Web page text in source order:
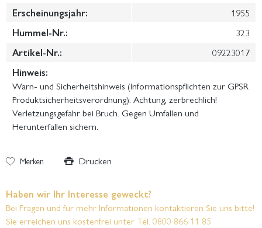
Erscheinungsjahr:
1955
Hummel-Nr.:
323
Artikel-Nr.:
09223017
Hinweis:
Warn- und Sicherheitshinweis (Informationspflichten zur GPSR
Produktsicherheitsverordnung): Achtung, zerbrechlich!
Verletzungsgefahr bei Bruch. Gegen Umfallen und
Herunterfallen sichern.
Merken Drucken
Haben wir Ihr Interesse geweckt?
Bei Fragen und für mehr Informationen kontaktieren Sie uns bitte!
Sie erreichen uns kostenfrei unter Tel. 0800 866 11 85